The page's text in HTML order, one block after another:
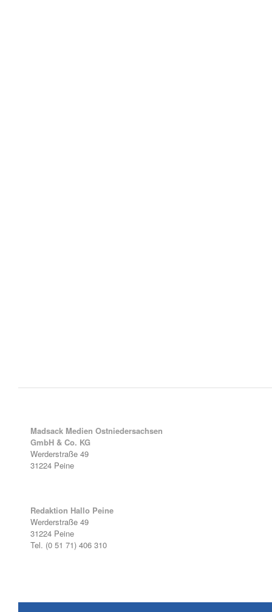
Madsack Medien Ostniedersachsen
GmbH & Co. KG
Werderstraße 49
31224 Peine
Redaktion Hallo Peine
Werderstraße 49
31224 Peine
Tel. (0 51 71) 406 310